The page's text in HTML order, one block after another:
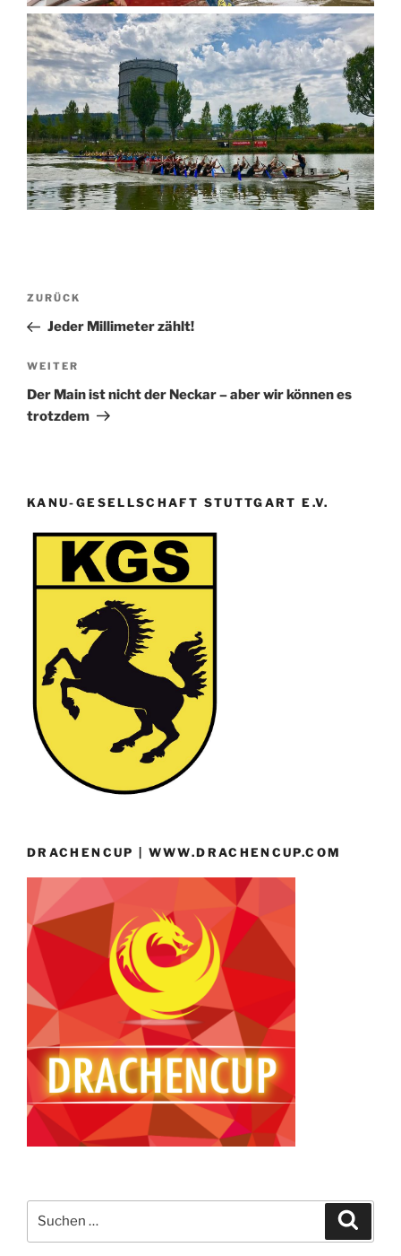
Beitragsnavigation
Vorheriger
Beitrag
ZURÜCK
Jeder Millimeter zählt!
Nächster
Beitrag
WEITER
Der Main ist nicht der Neckar – aber wir können es
trotzdem
KANU-GESELLSCHAFT STUTTGART E.V.
DRACHENCUP | WWW.DRACHENCUP.COM
nach: